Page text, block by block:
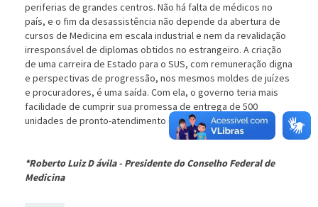
periferias de grandes centros. Não há falta de médicos no
país, e o fim da desassistência não depende da abertura de
cursos de Medicina em escala industrial e nem da revalidação
irresponsável de diplomas obtidos no estrangeiro. A criação
de uma carreira de Estado para o SUS, com remuneração digna
e perspectivas de progressão, nos mesmos moldes de juízes
e procuradores, é uma saída. Com ela, o governo teria mais
facilidade de cumprir sua promessa de entrega de 500
unidades de pronto-atendimento (UPAs).
*Roberto Luiz D ávila - Presidente do Conselho Federal de
Medicina